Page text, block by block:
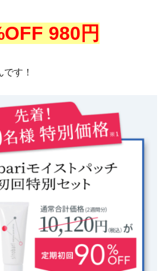
980円
す！